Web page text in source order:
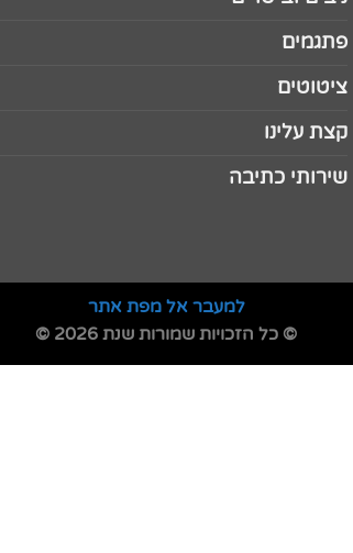
פתגמים
ציטוטים
קצת עלינו
שירותי כתיבה
למעבר אל מפת אתר
© כל הזכויות שמורות שנת 2026 ©